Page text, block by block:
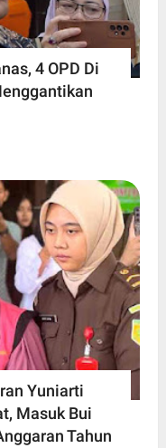
4 OPD Di
Yuniarti
Masuk Bui
Tahun